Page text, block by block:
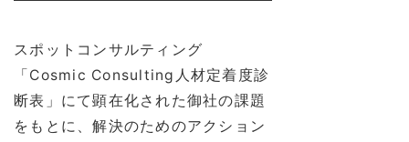
スポットコンサルティング
「Cosmic Consulting人材定着度診
断表」にて顕在化された御社の課題
をもとに、解決のためのアクション